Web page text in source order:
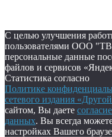
С целью улучшения
пользователями ООО
персональные данные
файлов и сервисов
Статистика согласно
Политике
сетевого издания
сайтом, Вы даете
данных. Вы всегда
настройках Вашего